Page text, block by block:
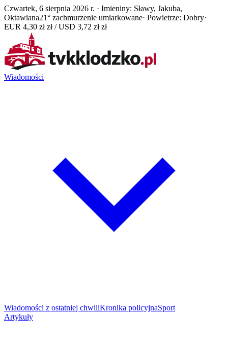
Czwartek, 6 sierpnia 2026 r. · Imieniny: Sławy, Jakuba,
Oktawiana21° zachmurzenie umiarkowane· Powietrze: Dobry·
EUR 4,30 zł zł / USD 3,72 zł zł
Wiadomości
Wiadomości z ostatniej chwiliKronika policyjnaSport
Artykuły